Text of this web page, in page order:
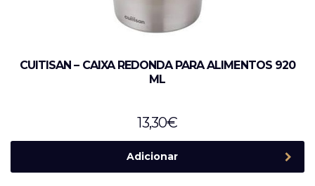
CUITISAN – CAIXA REDONDA PARA ALIMENTOS 920
ML
13,30€
Adicionar